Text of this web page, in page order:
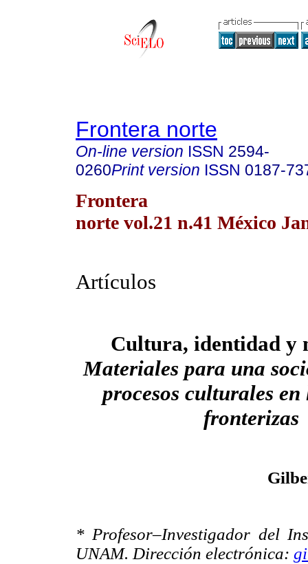
Frontera norte
On-line version ISSN 2594-
0260Print version ISSN 0187-
Frontera
norte vol.21 n.41 México
Artículos
Cultura, identidad y
Materiales para una
procesos culturales
fronterizas
* Profesor–Investigador del
UNAM. Dirección electrónica: